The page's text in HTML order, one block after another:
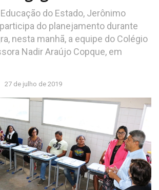
do Estado, Jerônimo
do planejamento durante
nesta manhã, a equipe do Colégio
Nadir Araújo Copque, em
27 de julho de 2019